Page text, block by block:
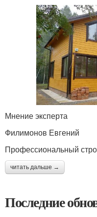
Мнение эксперта
Филимонов Евгений
Профессиональный
читать дальше →
Последние